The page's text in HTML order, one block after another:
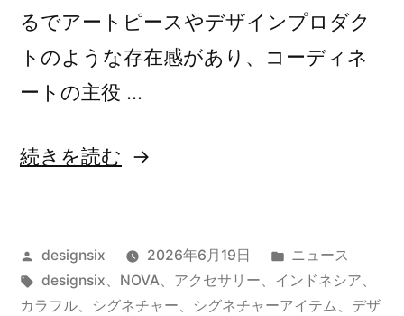
るでアートピースやデザインプロダク
トのような存在感があり、コーディネ
ートの主役 …
“新
NOVA
BRACELET”
続きを読む
投
稿
者:
designsix 2026年6月19日
カ
テ
ゴ
ニュース
タ
グ:
designsix、 NOVA、 アクセサリー、 インドネシア、
カラフル、 シグネチャー、 シグネチャーアイテム、 デザ